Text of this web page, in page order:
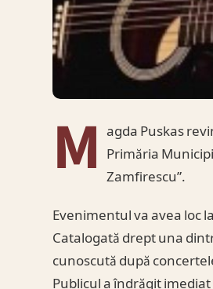
M agda Puskas
Primăria
Zamfirescu”.
Evenimentul va avea loc
Catalogată drept una
cunoscută după
Publicul a îndrăgit imediat